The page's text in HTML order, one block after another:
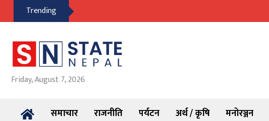
Trending
Friday, August 7, 2026
समाचार राजनीति पर्यटन अर्थ / कृषि मनोरञ्जन